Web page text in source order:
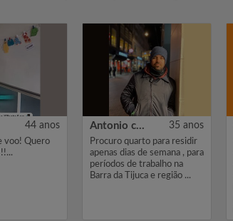
44 anos
voo! Quero
Antonio carlos de torres Júnior 35 anos
Procuro quarto para residir
apenas dias de semana , para
períodos de trabalho na
Barra da Tijuca e região ...